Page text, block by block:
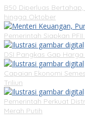
B50 Diperluas
hingga Oktober
Pemerintah Siapkan
DSI Pangkas Gap
Capaian Ekonomi
Triliun
Pemerintah Perkuat
Merah Putih